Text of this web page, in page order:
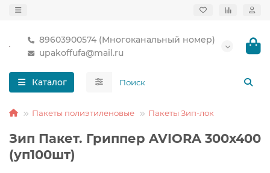
89603900574 (Многоканальный номер)
upakoffufa@mail.ru
Каталог
Пакеты полиэтиленовые Пакеты Зип-лок
Зип Пакет. Гриппер AVIORA 300х400
(уп100шт)